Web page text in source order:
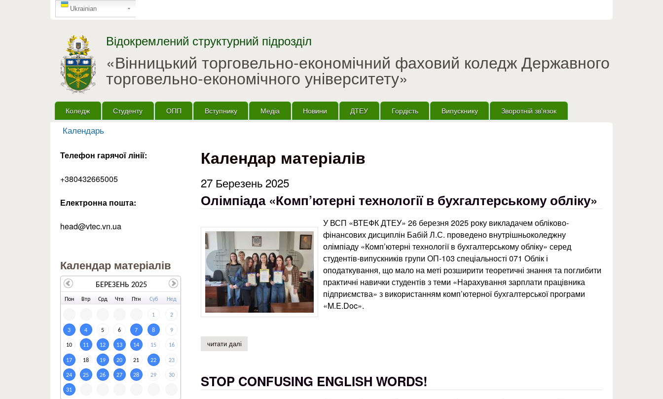
GTranslate
Ukrainian
Відокремлений структурний підрозділ
«Вінницький торговельно-економічний фаховий коледж Державного
торговельно-економічного університету»
Головне меню
Коледж Студенту ОПП Вступнику Медіа Новини ДТЕУ Гордість Випускнику Зворотній зв'язок
Ви є тут
Календарь
Календар матеріалів
27 Березень 2025
Олімпіада «Комп’ютерні технології в бухгалтерському обліку»
У ВСП «ВТЕФК ДТЕУ» 26 березня 2025 року викладачем обліково-
фінансових дисциплін Бабій Л.С. проведено внутрішньоколеджну
олімпіаду «Комп’ютерні технології в бухгалтерському обліку» серед
студентів-випускників групи ОП-103 спеціальності 071 Облік і
оподаткування, що мало на меті розширити теоретичні знання та поглибити
практичні навички студентів з теми «Нарахування зарплати працівника
підприємства» з використанням комп’ютерної бухгалтерської програми
«M.E.Doc».
читати далі
STOP CONFUSING ENGLISH WORDS!
Телефон гарячої лінії:
+380432665005
Електронна пошта:
head@vtec.vn.ua
Календар матеріалів
Пон Втр Срд Чтв Птн Суб Нед
1 2
3 4 5 6 7 8 9
10 11 12 13 14 15 16
17 18 19 20 21 22 23
24 25 26 27 28 29 30
31
БЕРЕЗЕНЬ 2025